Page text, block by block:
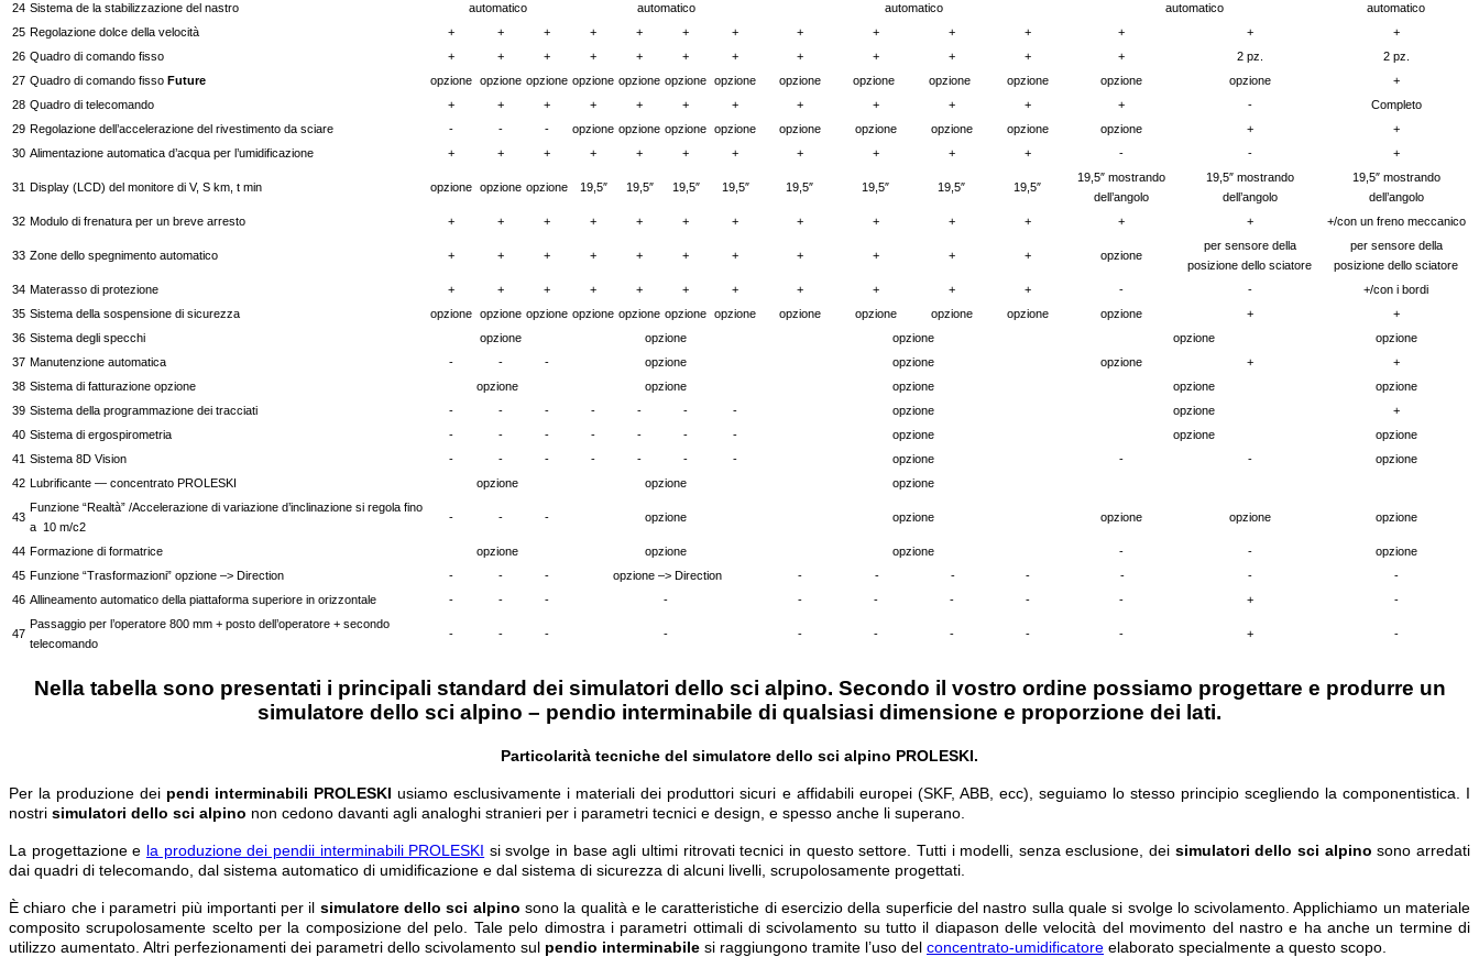
24 Sistema de la stabilizzazione del nastro automatico automatico automatico automatico
automatico
25 Regolazione dolce della velocità + + + + + + + + + + + + +
+
26 Quadro di comando fisso + + + + + + + + + + + + 2 pz.
2 pz.
27 Quadro di comando fisso Future opzione opzione opzione opzione opzione opzione opzione opzione opzione opzione opzione opzione opzione
+
28 Quadro di telecomando + + + + + + + + + + + + -
Completo
29 Regolazione dell’accelerazione del rivestimento da sciare - - - opzione opzione opzione opzione opzione opzione opzione opzione opzione +
+
30 Alimentazione automatica d’acqua per l’umidificazione + + + + + + + + + + + - - +
31 Display (LCD) del monitore di V, S km, t min opzione opzione opzione 19,5″ 19,5″ 19,5″ 19,5″ 19,5″ 19,5″ 19,5″ 19,5″
19,5″ mostrando
dell’angolo
19,5″ mostrando
dell’angolo
19,5″ mostrando
dell’angolo
32 Modulo di frenatura per un breve arresto + + + + + + + + + + + + + +/con un freno meccanico
33 Zone dello spegnimento automatico + + + + + + + + + + + opzione
per sensore della
posizione dello sciatore
per sensore della
posizione dello sciatore
34 Materasso di protezione + + + + + + + + + + + - -
+/con i bordi
35 Sistema della sospensione di sicurezza opzione opzione opzione opzione opzione opzione opzione opzione opzione opzione opzione opzione +
+
36 Sistema degli specchi opzione opzione opzione opzione
opzione
37 Manutenzione automatica - - - opzione opzione opzione +
+
38 Sistema di fatturazione opzione opzione opzione opzione opzione
opzione
39 Sistema della programmazione dei tracciati - - - - - - - opzione opzione
+
40 Sistema di ergospirometria - - - - - - - opzione opzione
opzione
41 Sistema 8D Vision - - - - - - - opzione - -
opzione
42 Lubrificante — concentrato PROLESKI opzione opzione opzione
43
Funzione “Realtà” /Accelerazione di variazione d’inclinazione si regola fino
a 10 m/c2
- - - opzione opzione opzione opzione opzione
44 Formazione di formatrice opzione opzione opzione - -
opzione
45 Funzione “Trasformazioni” opzione –> Direction - - - opzione –> Direction - - - - - -
-
46 Allineamento automatico della piattaforma superiore in orizzontale - - - - - - - - - + -
47
Passaggio per l’operatore 800 mm + posto dell’operatore + secondo
telecomando
- - - - - - - - - + -
Nella tabella sono presentati i principali standard dei simulatori dello sci alpino. Secondo il vostro ordine possiamo progettare e produrre un
simulatore dello sci alpino – pendio interminabile di qualsiasi dimensione e proporzione dei lati.
Particolarità tecniche del simulatore dello sci alpino PROLESKI.
Per la produzione dei pendi interminabili PROLESKI usiamo esclusivamente i materiali dei produttori sicuri e affidabili europei (SKF, ABB, ecc), seguiamo lo stesso principio scegliendo la componentistica. I
nostri simulatori dello sci alpino non cedono davanti agli analoghi stranieri per i parametri tecnici e design, e spesso anche li superano.
La progettazione e la produzione dei pendii interminabili PROLESKI si svolge in base agli ultimi ritrovati tecnici in questo settore. Tutti i modelli, senza esclusione, dei simulatori dello sci alpinosono arredati
dai quadri di telecomando, dal sistema automatico di umidificazione e dal sistema di sicurezza di alcuni livelli, scrupolosamente progettati.
È chiaro che i parametri più importanti per il simulatore dello sci alpino sono la qualità e le caratteristiche di esercizio della superficie del nastro sulla quale si svolge lo scivolamento. Applichiamo un materiale
composito scrupolosamente scelto per la composizione del pelo. Tale pelo dimostra i parametri ottimali di scivolamento su tutto il diapason delle velocità del movimento del nastro e ha anche un termine di
utilizzo aumentato. Altri perfezionamenti dei parametri dello scivolamento sul pendio interminabile si raggiungono tramite l’uso del concentrato-umidificatore elaborato specialmente a questo scopo.